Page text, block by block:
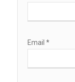
Email *